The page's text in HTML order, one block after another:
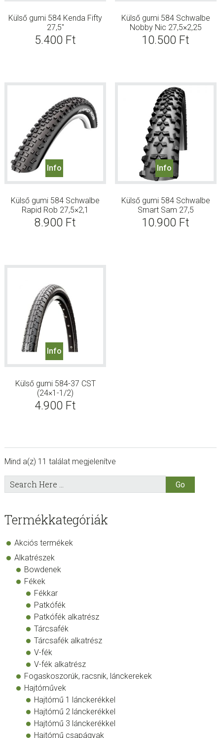
Külső gumi 584 Kenda Fifty
27,5″
5.400 Ft
Külső gumi 584 Schwalbe
Nobby Nic 27,5×2,25
10.500 Ft
Info
Külső gumi 584 Schwalbe
Rapid Rob 27,5×2,1
8.900 Ft
Info
Külső gumi 584 Schwalbe
Smart Sam 27,5
10.900 Ft
Info
Külső gumi 584-37 CST
(24×1-1/2)
4.900 Ft
Mind a(z) 11 találat megjelenítve
sidebar
Store
Sidebar
Search
Here
Termékkategóriák
Akciós termékek
Alkatrészek
Bowdenek
Fékek
Fékkar
Patkófék
Patkófék alkatrész
Tárcsafék
Tárcsafék alkatrész
V-fék
V-fék alkatrész
Fogaskoszorúk, racsnik, lánckerekek
Hajtóművek
Hajtómű 1 lánckerékkel
Hajtómű 2 lánckerékkel
Hajtómű 3 lánckerékkel
Hajtómű csapágyak